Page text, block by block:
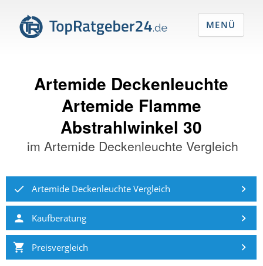
Artemide Deckenleuchte
Artemide Flamme
Abstrahlwinkel 30
im Artemide Deckenleuchte Vergleich
Artemide Deckenleuchte Vergleich
Kaufberatung
Preisvergleich
MENÜ